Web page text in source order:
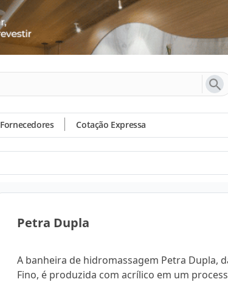
Fornecedores Cotação Expressa
Petra Dupla
A banheira de hidromassagem Petra Dupla,
Fino, é produzida com acrílico em um